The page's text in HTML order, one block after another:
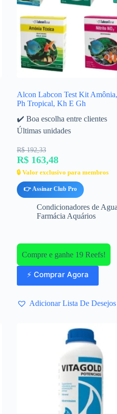
Alcon Labcon Test Kit
Ph Tropical, Kh E Gh
✔️ Boa escolha entre clientes
Últimas unidades
R$ 192,33
R$ 163,48
🔒 Valor exclusivo para membros
👉 Assinar Club Pro
Condicionadores de Agua
Farmácia Aquários
Compre e ganhe 19 Reefs!
⚡ Comprar Agora
Adicionar Lista De Desejos